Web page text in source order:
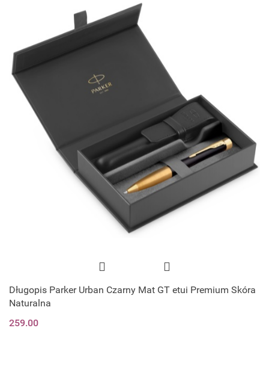
Długopis Parker Urban Czarny Mat GT etui Premium Skóra
Naturalna
259.00